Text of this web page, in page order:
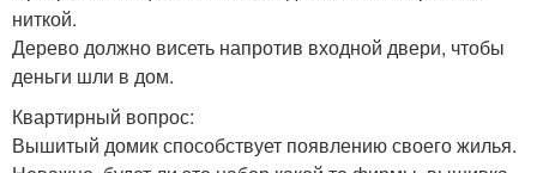
ниткой.
Дерево должно висеть напротив входной двери, чтобы
деньги шли в дом.
Квартирный вопрос:
Вышитый домик способствует появлению своего жилья.